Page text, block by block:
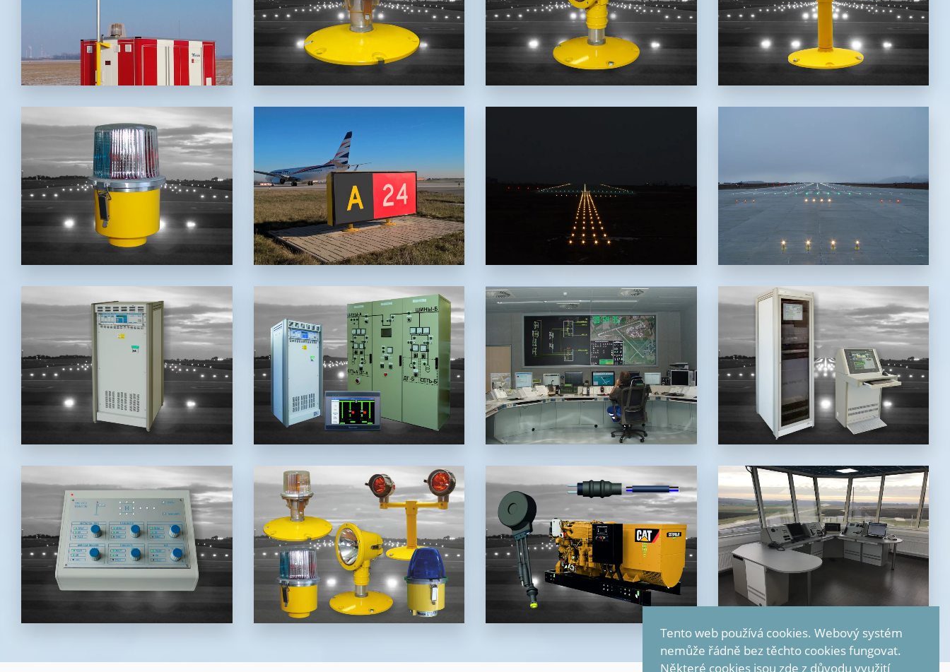
halogenové 6,6 A nadzemní
všesměrové/dvousměrové/jednosměrové
návěstidlo
letištní znak LED prosvětlený
vhodný pro všechny kategorie
ICAO
napájení sériových proudových
obvodů světelných návěstidel
na letištích a heliportech
regulátory a rozváděče řídící a monitorovací systém
Tento web používá cookies. Webový systém
nemůže řádně bez těchto cookies fungovat.
Některé cookies jsou zde z důvodu využití